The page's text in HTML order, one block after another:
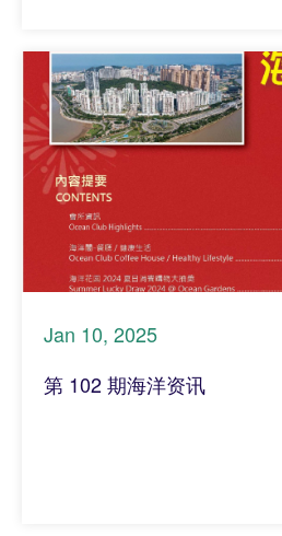
Jan 10, 2025
第 102 期海洋资讯